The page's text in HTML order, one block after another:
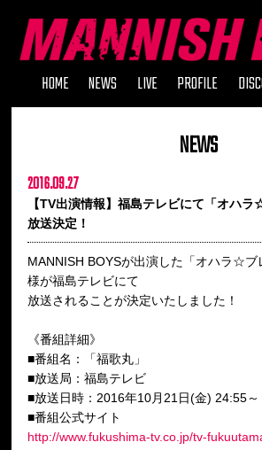
HOME NEWS LIVE PROFILE
NEWS
2016.09.27
【TV出演情報】福島テレビにて「オハラ
放送決定！
MANNISH BOYSが出演した「オハラ☆ブ
様が福島テレビにて
放送されることが決定いたしました！
《番組詳細》
■番組名：「福歌丸」
■放送局：福島テレビ
■放送日時：2016年10月21日(金) 24:55～
■番組公式サイト
http://www.fukushima-tv.co.jp/tv-